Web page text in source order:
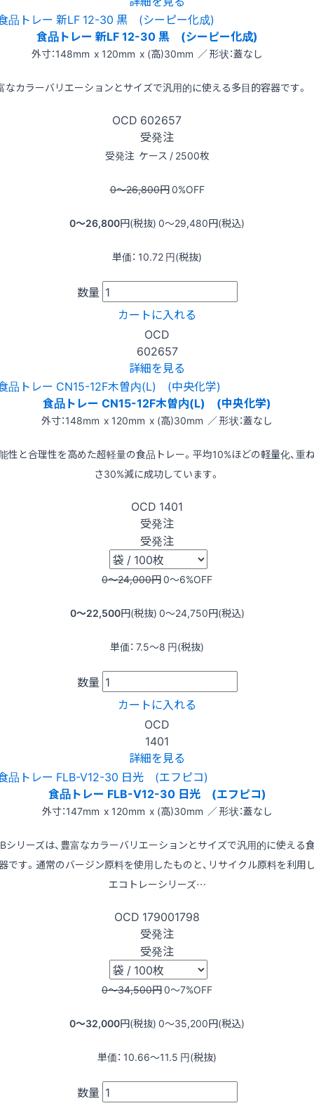
食品トレー 新LF 12-30 黒 (シーピー化成)
外寸：148mm x 120mm x (高)30mm ／ 形状：蓋なし
なカラーバリエーションとサイズで汎用的に使える多目的容器です。
OCD 602657
受発注
受発注 ケース / 2500枚
0〜26,800円0%OFF
0〜26,800円(税抜) 0〜29,480円(税込)
単価： 10.72 円(税抜)
数量
カートに入れる
OCD
602657
詳細を見る
食品トレー CN15-12F木曽内(L) (中央化学)
外寸：148mm x 120mm x (高)30mm ／ 形状：蓋なし
性と合理性を高めた超軽量の食品トレー。平均10%ほどの軽量化、重
さ30%減に成功しています。
OCD 1401
受発注
受発注
0〜24,000円0〜6%OFF
0〜22,500円(税抜) 0〜24,750円(税込)
単価： 7.5〜8 円(税抜)
数量
カートに入れる
OCD
1401
詳細を見る
食品トレー FLB-V12-30 日光 (エフピコ)
外寸：147mm x 120mm x (高)30mm ／ 形状：蓋なし
シリーズは、豊富なカラーバリエーションとサイズで汎用的に使える
です。通常のバージン原料を使用したものと、リサイクル原料を利用
エコトレーシリーズ…
OCD 179001798
受発注
受発注
0〜34,500円0〜7%OFF
0〜32,000円(税抜) 0〜35,200円(税込)
単価： 10.66〜11.5 円(税抜)
数量